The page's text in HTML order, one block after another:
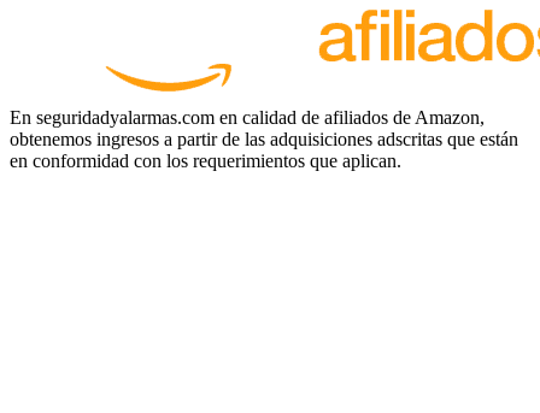
En seguridadyalarmas.com en calidad de afiliados de Amazon,
obtenemos ingresos a partir de las adquisiciones adscritas que están
en conformidad con los requerimientos que aplican.